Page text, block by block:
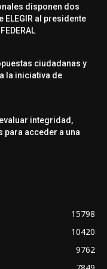
disponen dos
al presidente
ciudadanas y
la iniciativa de
evaluar integridad,
acceder a una
15798
10420
9762